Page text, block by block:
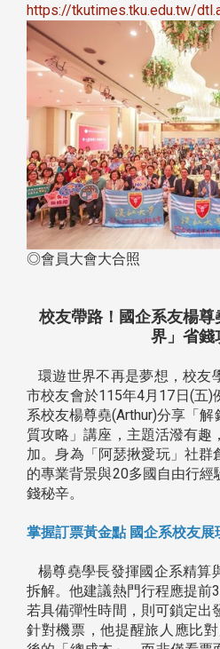
https://tkutimes.tku.edu.tw/
◎會員大會大合照
校友帶路！國企系友楊
界」省錢
環遊世界不再是夢想，校友
市校友會於115年4月17日(五)
系校友楊尊堯(Arthur)分享「
質攻略」講座，主題活潑有趣
加。身為「阿瑟揪愛玩」社群
的專業背景與20多國自由行
錢秘辛。
掌握訂票黃金點 國企系校友展
楊尊堯學長發揮國企系精算
拆解。他建議熱門行程應提前
若具備彈性時間，則可鎖定出
針對機票，他提醒旅人應比